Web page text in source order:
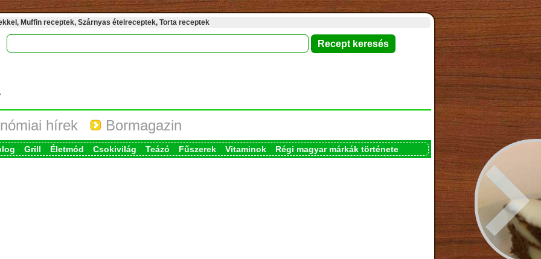
Muffin receptek, Szárnyas ételreceptek, Torta receptek
hírek Bormagazin
Grill Életmód Csokivilág Teázó Fűszerek Vitaminok Régi magyar márkák története